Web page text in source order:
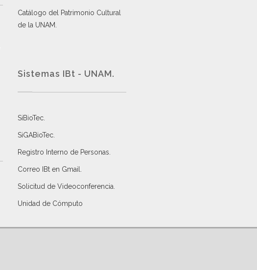
Catálogo del Patrimonio Cultural
de la UNAM.
Sistemas IBt - UNAM.
SiBioTec
SiGABioTec.
Registro Interno de Personas
Correo IBt en Gmail
Solicitud de Videoconferencia.
Unidad de Cómputo